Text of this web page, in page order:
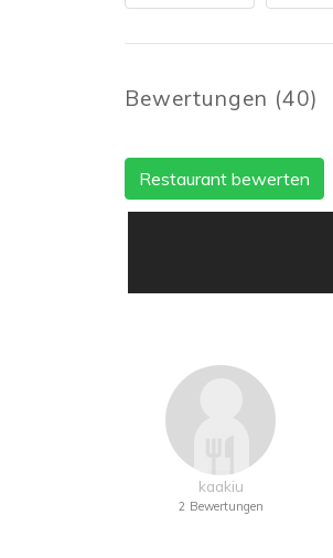
Bewertungen (40)
Restaurant bewerten
kaakiu
2 Bewertungen